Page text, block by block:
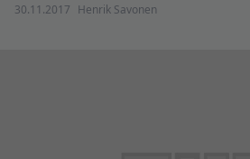
30.11.2017 Henrik Savonen